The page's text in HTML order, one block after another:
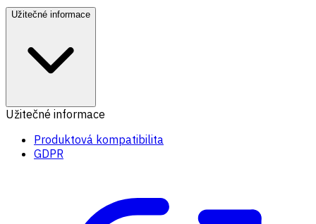
Užitečné informace
Užitečné informace
Produktová kompatibilita
GDPR